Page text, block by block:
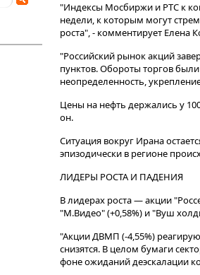
"Индексы Мосбиржи и РТС к
недели, к которым могут
роста", - комментирует Елена
"Российский рынок акций
пунктов. Обороты торгов
неопределенность,
Цены на нефть держались у
он.
Ситуация вокруг Ирана
эпизодически в регионе
ЛИДЕРЫ РОСТА И ПАДЕНИЯ
В лидерах роста — акции
"М.Видео" (+0,58%) и "Вуш
"Акции ДВМП (-4,55%)
снизятся. В целом бумаги
фоне ожиданий деэскалации